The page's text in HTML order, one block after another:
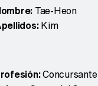
Tae-Heon
Kim
Concursante